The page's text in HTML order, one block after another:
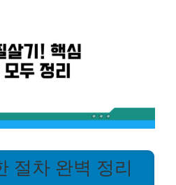
절차 완벽 정리